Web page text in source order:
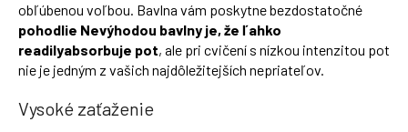
obľúbenou voľbou. Bavlna vám poskytne bezdostatočné
pohodlie Nevýhodou bavlny je, že ľahko
readilyabsorbuje pot, ale pri cvičení s nízkou intenzitou pot
nie je jedným z vašich najdôležitejších nepriateľov.
Vysoké zaťaženie